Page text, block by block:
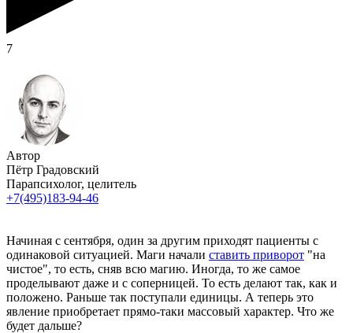
7
Автор
Пётр Градовский
Парапсихолог, целитель
+7(495)183-94-46
Начиная с сентября, один за другим приходят пациенты с
одинаковой ситуацией. Маги начали ставить приворот "на
чистое", то есть, сняв всю магию. Иногда, то же самое
проделывают даже и с соперницей. То есть делают так, как и
положено. Раньше так поступали единицы. А теперь это
явление приобретает прямо-таки массовый характер. Что же
будет дальше?